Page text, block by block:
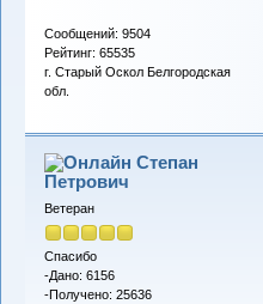
Сообщений: 9504
Рейтинг: 65535
г. Старый Оскол Белгородская
обл.
Степан
Петрович
Ветеран
Спасибо
-Дано: 6156
-Получено: 25636